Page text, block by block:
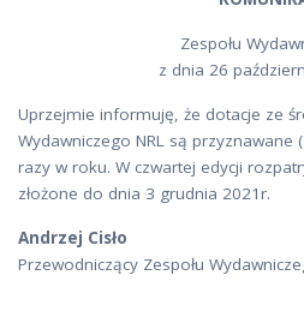
Zespołu
z dnia 26
Uprzejmie informuję, że dotacje ze
Wydawniczego NRL są
razy w roku. W czwartej edycji
złożone do dnia 3 grudnia 2021r.
Andrzej Cisło
Przewodniczący Zespołu